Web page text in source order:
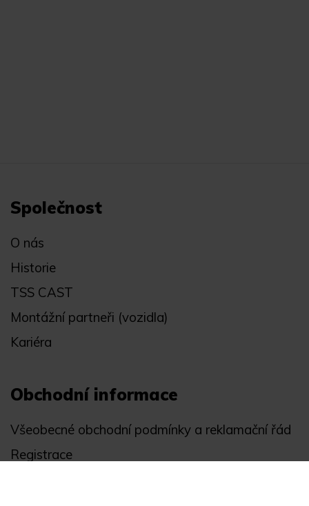
Společnost
O nás
Historie
TSS CAST
Montážní partneři (vozidla)
Kariéra
Obchodní informace
Všeobecné obchodní podmínky a reklamační řád
Registrace